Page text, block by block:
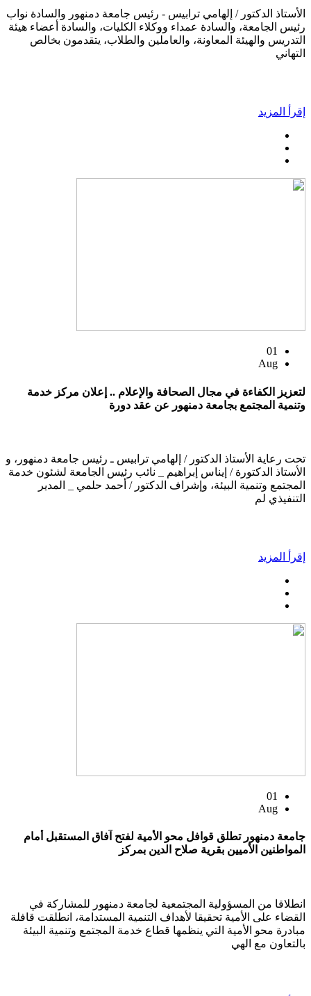
الأستاذ الدكتور / إلهامي ترابيس - رئيس جامعة دمنهور والسادة نواب
رئيس الجامعة، والسادة عمداء ووكلاء الكليات، والسادة أعضاء هيئة
التدريس والهيئة المعاونة، والعاملين والطلاب، يتقدمون بخالص
التهاني
إقرأ المزيد
01
Aug
لتعزيز الكفاءة في مجال الصحافة والإعلام .. إعلان مركز خدمة
وتنمية المجتمع بجامعة دمنهور عن عقد دورة
تحت رعاية الأستاذ الدكتور / إلهامي ترابيس ـ رئيس جامعة دمنهور، و
الأستاذ الدكتورة / إيناس إبراهيم _ نائب رئيس الجامعة لشئون خدمة
المجتمع وتنمية البيئة، وإشراف الدكتور / أحمد حلمي _ المدير
التنفيذي لم
إقرأ المزيد
01
Aug
جامعة دمنهور تطلق قوافل محو الأمية لفتح آفاق المستقبل أمام
المواطنين الأميين بقرية صلاح الدين بمركز
انطلاقا من المسؤولية المجتمعية لجامعة دمنهور للمشاركة في
القضاء على الأمية تحقيقا لأهداف التنمية المستدامة، انطلقت قافلة
مبادرة محو الأمية التي ينظمها قطاع خدمة المجتمع وتنمية البيئة
بالتعاون مع الهي